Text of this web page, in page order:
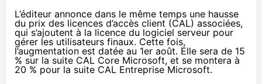
L’éditeur annonce dans le même temps une hausse
du prix des licences d’accès client (CAL) associées,
qui s’ajoutent à la licence du logiciel serveur pour
gérer les utilisateurs finaux. Cette fois,
l’augmentation est datée au 1er août. Elle sera de 15
% sur la suite CAL Core Microsoft, et se montera à
20 % pour la suite CAL Entreprise Microsoft.